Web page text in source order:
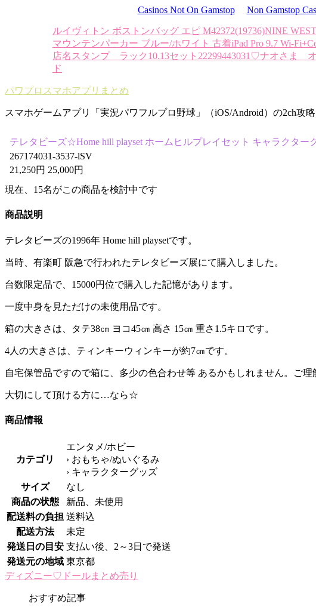
Casinos Not On Gamstop Non Gamstop
ルイヴィトン ボストンバッグ エピ M42372(19736)NINE
マウンテンパーカー ブルー/ホワイト 古着iPad Pro 9.7 Wi-
店名スタンプ ラック10.13セット22299443031 ♡ナオさま
ド
パワプロスマホアプリまとめ
スマホゲームアプリ「実況パワフルプロ野球」（iOS/Android）の2ch攻
テレタビーズ☆Home hill playset ホームヒルプレイセット キャラクター
267174031-3537-lSV
21,250円 25,000円
現在、 15名がこの商品を検討中です
商品説明
テレタビーズの1996年 Home hill playsetです。
当時、有楽町 阪急で行われたテレタビーズ展にて購入しました。
台数限定品で、15000円位で購入した記憶があります。
一度中身を見ただけの未使用品です。
箱の大きさは、タテ38㎝ ヨコ45㎝ 高さ 15㎝ 重さ1.5キロです。
4人の大きさは、ティンキーウィンキーが約7㎝です。
自宅保管品ですので箱に、多少の色合わせ等 あるかもしれません。ご
大切にして頂ける方に…なら☆
商品情報
カテゴリ
エンタメ/ホビー
› おもちゃ/ぬいぐるみ
› キャラクターグッズ
サイズ
なし
商品の状態
新品、未使用
配送料の負担 送料込
配送方法
未定
発送日の目安 支払い後、2～3日で発送
発送元の地域 東京都
ディズニー♡ドールまとめ売り
おすすめ記事